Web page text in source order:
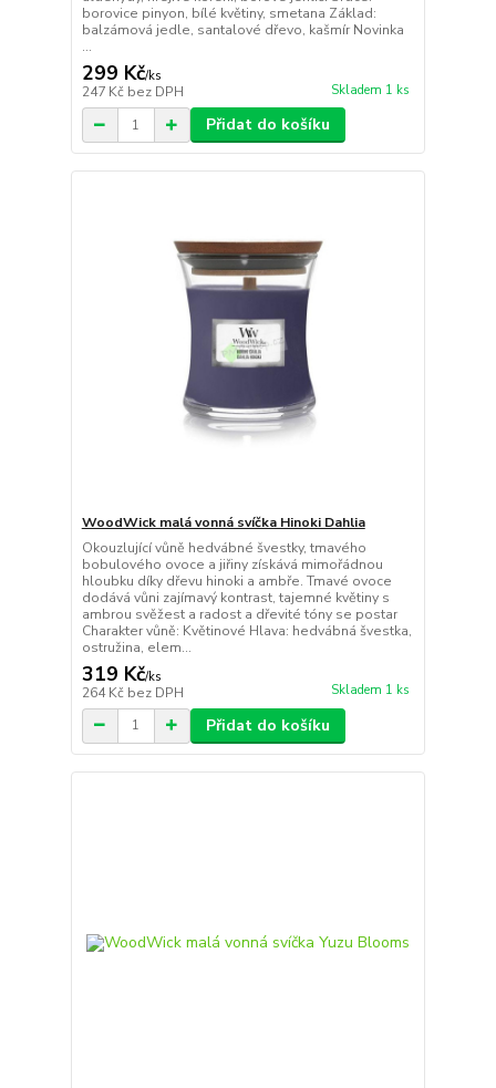
borovice pinyon, bílé květiny, smetana Základ:
balzámová jedle, santalové dřevo, kašmír Novinka
...
299 Kč/ks
247 Kč bez DPH Skladem 1 ks
Přidat do košíku
WoodWick malá vonná svíčka Hinoki Dahlia
Okouzlující vůně hedvábné švestky, tmavého
bobulového ovoce a jiřiny získává mimořádnou
hloubku díky dřevu hinoki a ambře. Tmavé ovoce
dodává vůni zajímavý kontrast, tajemné květiny s
ambrou svěžest a radost a dřevité tóny se postar
Charakter vůně: Květinové Hlava: hedvábná švestka,
ostružina, elem...
319 Kč/ks
264 Kč bez DPH Skladem 1 ks
Přidat do košíku